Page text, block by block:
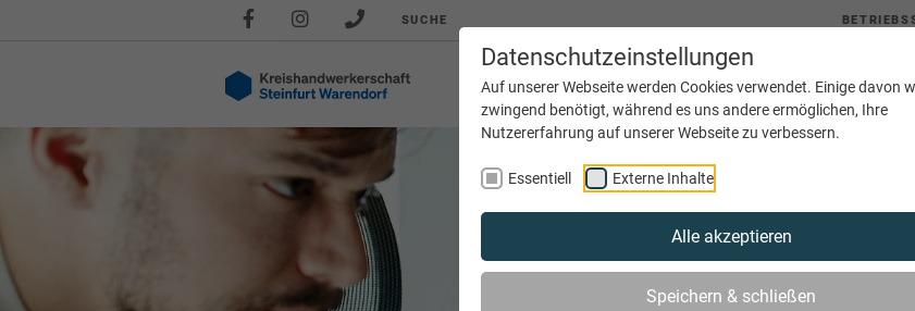
Datenschutzeinstellungen
Auf unserer Webseite werden Cookies verwendet. Einige davon
zwingend benötigt, während es uns andere ermöglichen, Ihre
Nutzererfahrung auf unserer Webseite zu verbessern.
Essentiell Externe Inhalte
Alle akzeptieren
Speichern & schließen
SUCHE
Aktuelles Service Bildung Innungen